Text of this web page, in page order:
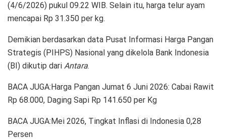
(4/6/2026) pukul 09.22 WIB. Selain itu, harga telur ayam
mencapai Rp 31.350 per kg.
Demikian berdasarkan data Pusat Informasi Harga Pangan
Strategis (PIHPS) Nasional yang dikelola Bank Indonesia
(BI) dikutip dari Antara.
BACA JUGA:Harga Pangan Jumat 6 Juni 2026: Cabai Rawit
Rp 68.000, Daging Sapi Rp 141.650 per Kg
BACA JUGA:Mei 2026, Tingkat Inflasi di Indonesia 0,28
Persen